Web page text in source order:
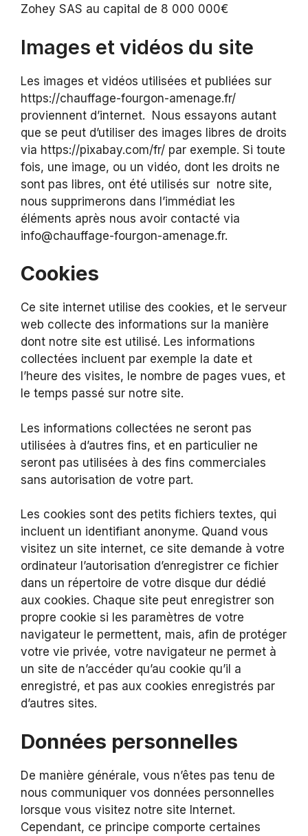
Zohey SAS au capital de 8 000 000€
Images et vidéos du site
Les images et vidéos utilisées et publiées sur
https://chauffage-fourgon-amenage.fr/
proviennent d’internet. Nous essayons autant
que se peut d’utiliser des images libres de droits
via https://pixabay.com/fr/ par exemple. Si toute
fois, une image, ou un vidéo, dont les droits ne
sont pas libres, ont été utilisés sur notre site,
nous supprimerons dans l’immédiat les
éléments après nous avoir contacté via
info@chauffage-fourgon-amenage.fr.
Cookies
Ce site internet utilise des cookies, et le serveur
web collecte des informations sur la manière
dont notre site est utilisé. Les informations
collectées incluent par exemple la date et
l’heure des visites, le nombre de pages vues, et
le temps passé sur notre site.
Les informations collectées ne seront pas
utilisées à d’autres fins, et en particulier ne
seront pas utilisées à des fins commerciales
sans autorisation de votre part.
Les cookies sont des petits fichiers textes, qui
incluent un identifiant anonyme. Quand vous
visitez un site internet, ce site demande à votre
ordinateur l’autorisation d’enregistrer ce fichier
dans un répertoire de votre disque dur dédié
aux cookies. Chaque site peut enregistrer son
propre cookie si les paramètres de votre
navigateur le permettent, mais, afin de protéger
votre vie privée, votre navigateur ne permet à
un site de n’accéder qu’au cookie qu’il a
enregistré, et pas aux cookies enregistrés par
d’autres sites.
Données personnelles
De manière générale, vous n’êtes pas tenu de
nous communiquer vos données personnelles
lorsque vous visitez notre site Internet.
Cependant, ce principe comporte certaines